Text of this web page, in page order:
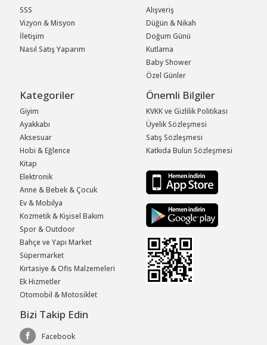
SSS
Vizyon & Misyon
İletişim
Nasıl Satış Yaparım
Alışveriş
Düğün & Nikah
Doğum Günü
Kutlama
Baby Shower
Özel Günler
Kategoriler
Giyim
Ayakkabı
Aksesuar
Hobi & Eğlence
Kitap
Elektronik
Anne & Bebek & Çocuk
Ev & Mobilya
Kozmetik & Kişisel Bakım
Spor & Outdoor
Bahçe ve Yapı Market
Süpermarket
Kırtasiye & Ofis Malzemeleri
Ek Hizmetler
Otomobil & Motosiklet
Önemli Bilgiler
KVKK ve Gizlilik Politikası
Üyelik Sözleşmesi
Satış Sözleşmesi
Katkıda Bulun Sözleşmesi
Bizi Takip Edin
Facebook